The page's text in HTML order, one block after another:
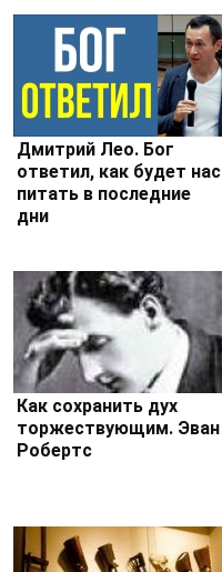
Дмитрий Лео. Бог
ответил, как будет нас
питать в последние
дни
Как сохранить дух
торжествующим. Эван
Робертс